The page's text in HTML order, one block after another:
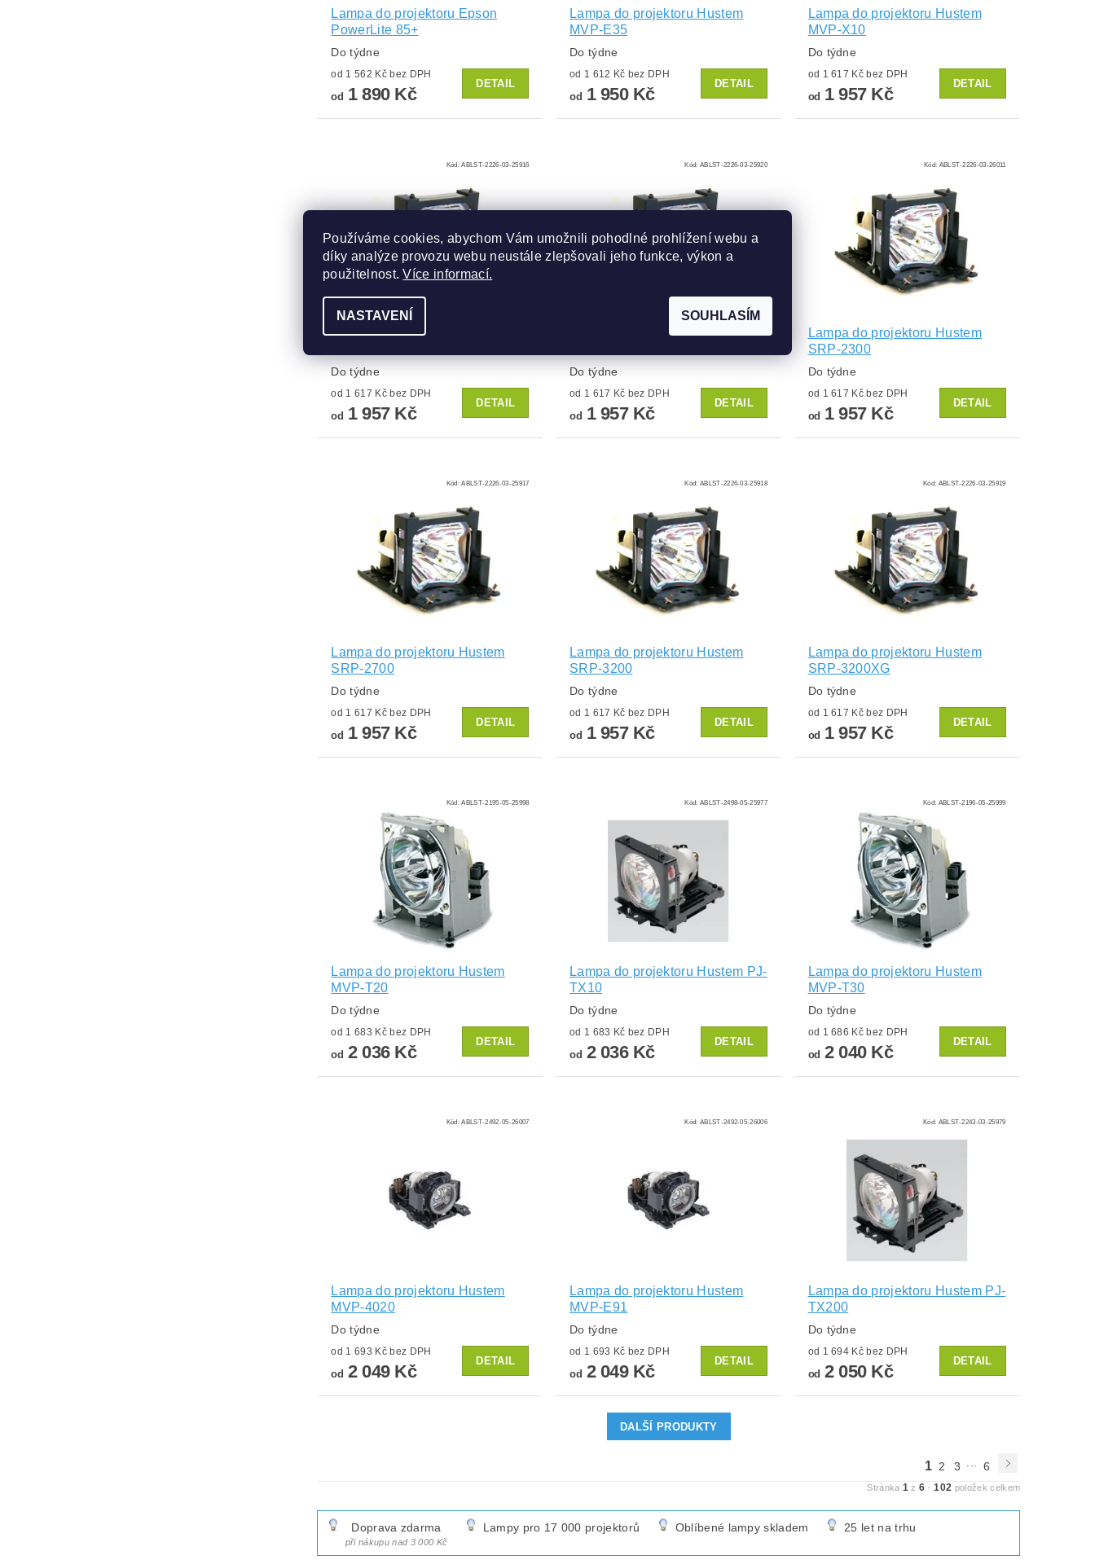
Lampa do projektoru Epson
PowerLite 85+
Do týdne
od 1 562 Kč bez DPH
od 1 890 Kč
DETAIL
Lampa do projektoru Hustem
MVP-E35
Do týdne
od 1 612 Kč bez DPH
od 1 950 Kč
DETAIL
Lampa do projektoru Hustem
MVP-X10
Do týdne
od 1 617 Kč bez DPH
od 1 957 Kč
DETAIL
Kód:ABLST-2226-03-25916
Lampa do projektoru Hustem
Do týdne
od 1 617 Kč bez DPH
od 1 957 Kč
DETAIL
Kód: ABLST-2226-03-25920
Lampa do projektoru Hustem PJ-
Do týdne
od 1 617 Kč bez DPH
od 1 957 Kč
DETAIL
Kód: ABLST-2226-03-26011
Lampa do projektoru Hustem
SRP-2300
Do týdne
od 1 617 Kč bez DPH
od 1 957 Kč
DETAIL
Kód:ABLST-2226-03-25917
Lampa do projektoru Hustem
SRP-2700
Do týdne
od 1 617 Kč bez DPH
od 1 957 Kč
DETAIL
Kód: ABLST-2226-03-25918
Lampa do projektoru Hustem
SRP-3200
Do týdne
od 1 617 Kč bez DPH
od 1 957 Kč
DETAIL
Kód: ABLST-2226-03-25919
Lampa do projektoru Hustem
SRP-3200XG
Do týdne
od 1 617 Kč bez DPH
od 1 957 Kč
DETAIL
Kód:ABLST-2195-05-25998
Lampa do projektoru Hustem
MVP-T20
Do týdne
od 1 683 Kč bez DPH
od 2 036 Kč
DETAIL
Kód: ABLST-2498-05-25977
Lampa do projektoru Hustem PJ-
TX10
Do týdne
od 1 683 Kč bez DPH
od 2 036 Kč
DETAIL
Kód: ABLST-2196-05-25999
Lampa do projektoru Hustem
MVP-T30
Do týdne
od 1 686 Kč bez DPH
od 2 040 Kč
DETAIL
Kód:ABLST-2492-05-26007
Lampa do projektoru Hustem
MVP-4020
Do týdne
od 1 693 Kč bez DPH
od 2 049 Kč
DETAIL
Kód: ABLST-2492-05-26006
Lampa do projektoru Hustem
MVP-E91
Do týdne
od 1 693 Kč bez DPH
od 2 049 Kč
DETAIL
Kód: ABLST-2243-03-25979
Lampa do projektoru Hustem PJ-
TX200
Do týdne
od 1 694 Kč bez DPH
od 2 050 Kč
DETAIL
DALŠÍ PRODUKTY
1 2 3 ... 6
Stránka 1 z6 -102 položek celkem
Doprava zdarma
při nákupu nad 3 000 Kč
Lampy pro 17 000 projektorů Oblíbené lampy skladem 25 let na trhu
Používáme cookies, abychom Vám umožnili pohodlné prohlížení webu a
díky analýze provozu webu neustále zlepšovali jeho funkce, výkon a
použitelnost.Více informací.
NASTAVENÍ SOUHLASÍM